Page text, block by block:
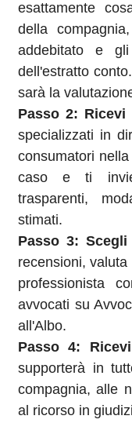
esattamente
della
addebitato e
dell'estratto
sarà la
Passo 2:
specializzati in
consumatori
caso e ti
trasparenti,
stimati.
Passo 3:
recensioni, valuta
professionista
avvocati su
all'Albo.
Passo 4:
supporterà in
compagnia, alle
al ricorso in